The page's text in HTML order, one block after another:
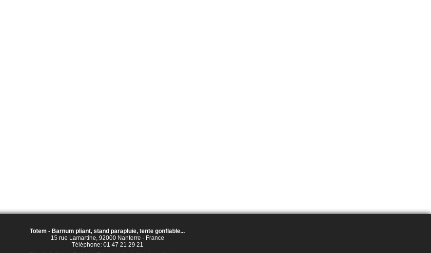
Totem - Barnum pliant, stand parapluie, tente gonflable...
15 rue Lamartine, 92000 Nanterre - France
Téléphone: 01 47 21 29 21